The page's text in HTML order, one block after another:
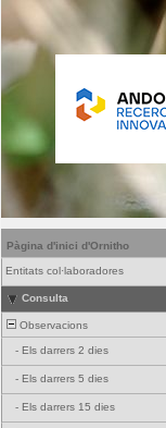
Pàgina d'inici d'Ornitho
Entitats col·laboradores
Consulta
Observacions
- Els darrers 2 dies
- Els darrers 5 dies
- Els darrers 15 dies